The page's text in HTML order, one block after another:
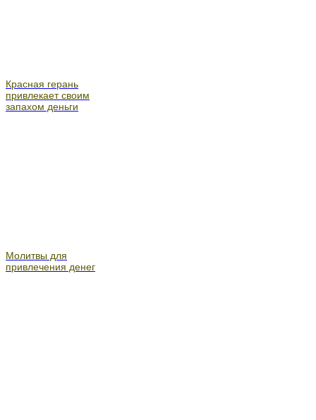
Красная герань
привлекает своим
запахом деньги
Молитвы для
привлечения денег